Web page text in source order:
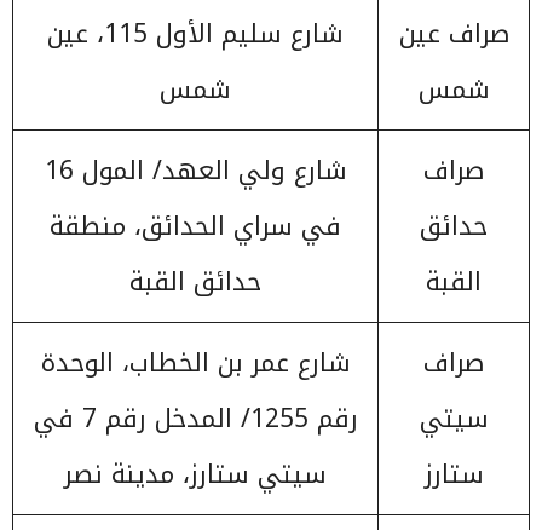
صراف عين
شمس
شارع سليم الأول 115، عين
شمس
صراف
حدائق
القبة
شارع ولي العهد/ المول 16
في سراي الحدائق، منطقة
حدائق القبة
صراف
سيتي
ستارز
شارع عمر بن الخطاب، الوحدة
رقم 1255/ المدخل رقم 7 في
سيتي ستارز، مدينة نصر